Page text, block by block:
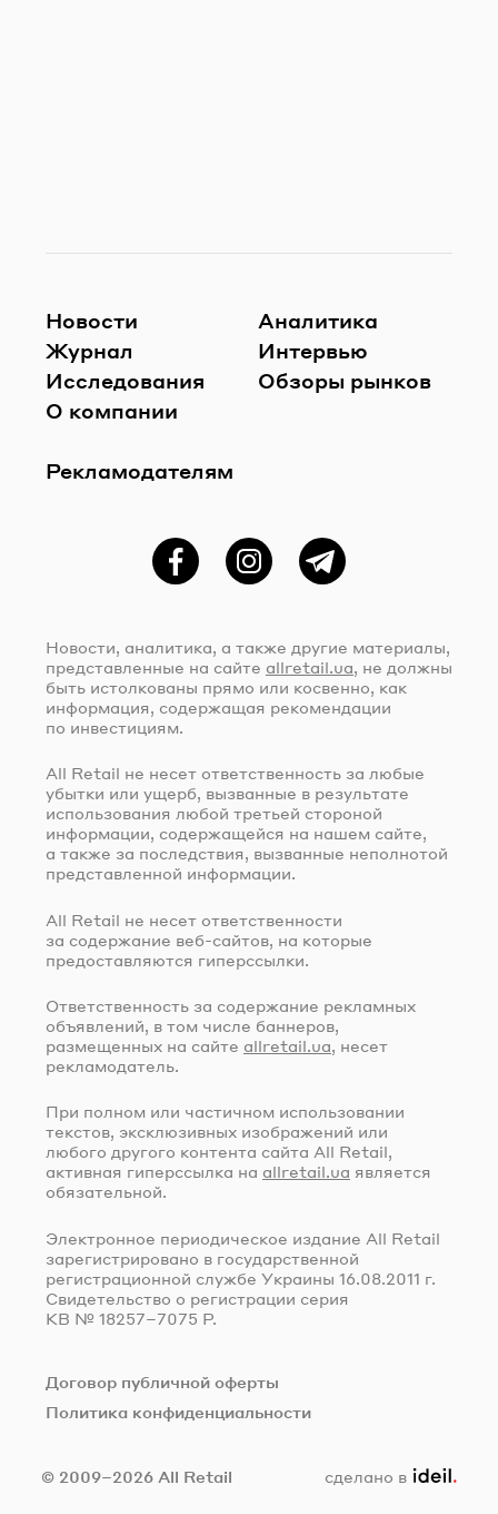
Новости
Журнал
Исследования
О компании
Рекламодателям
Аналитика
Интервью
Обзоры рынков
ФейсбукInstagramTelegram
Новости, аналитика, а также другие материалы,
представленные на сайте allretail.ua, не должны
быть истолкованы прямо или косвенно, как
информация, содержащая рекомендации
по инвестициям.
All Retail не несет ответственность за любые
убытки или ущерб, вызванные в результате
использования любой третьей стороной
информации, содержащейся на нашем сайте,
а также за последствия, вызванные неполнотой
представленной информации.
All Retail не несет ответственности
за содержание веб-сайтов, на которые
предоставляются гиперссылки.
Ответственность за содержание рекламных
объявлений, в том числе баннеров,
размещенных на сайте allretail.ua, несет
рекламодатель.
При полном или частичном использовании
текстов, эксклюзивных изображений или
любого другого контента сайта All Retail,
активная гиперссылка на allretail.ua является
обязательной.
Электронное периодическое издание All Retail
зарегистрировано в государственной
регистрационной службе Украины 16.08.2011 г.
Свидетельство о регистрации серия
КВ № 18257–7075 Р.
Договор публичной оферты
Политика конфиденциальности
© 2009–2026 All Retail сделано в ideil.